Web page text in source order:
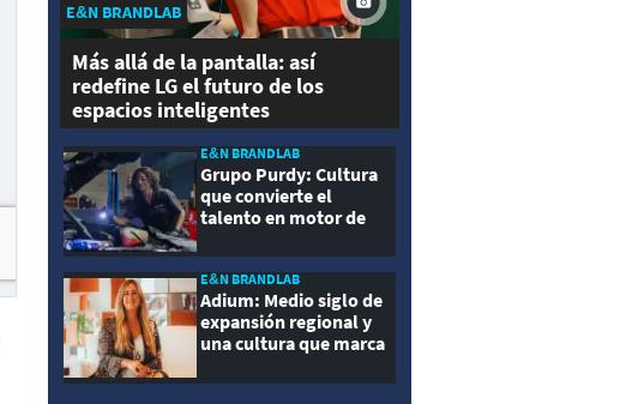
E&N BRANDLAB
Más allá de la pantalla: así
redefine LG el futuro de los
espacios inteligentes
E&N BRANDLAB
Grupo Purdy: Cultura
que convierte el
talento en motor de
E&N BRANDLAB
Adium: Medio siglo de
expansión regional y
una cultura que marca